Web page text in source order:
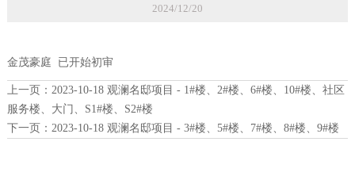
2024/12/20
金茂豪庭 已开始初审
上一页： 2023-10-18 观澜名邸项目 - 1#楼、2#楼、6#楼、10#楼、社区
服务楼、大门、S1#楼、S2#楼
下一页：
2023-10-18 观澜名邸项目 - 3#楼、5#楼、7#楼、8#楼、9#楼